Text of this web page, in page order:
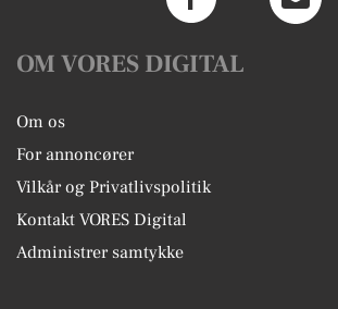
OM VORES DIGITAL
Om os
For annoncører
Vilkår og Privatlivspolitik
Kontakt VORES Digital
Administrer samtykke